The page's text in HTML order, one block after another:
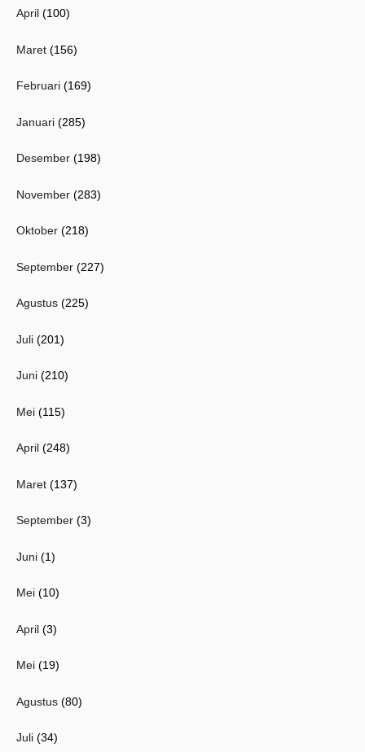
April (100)
Maret (156)
Februari (169)
Januari (285)
Desember (198)
November (283)
Oktober (218)
September (227)
Agustus (225)
Juli (201)
Juni (210)
Mei (115)
April (248)
Maret (137)
September (3)
Juni (1)
Mei (10)
April (3)
Mei (19)
Agustus (80)
Juli (34)